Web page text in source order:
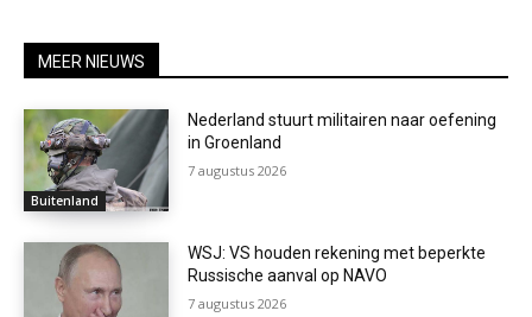
MEER NIEUWS
Buitenland
Nederland stuurt militairen naar oefening
in Groenland
7 augustus 2026
WSJ: VS houden rekening met beperkte
Russische aanval op NAVO
7 augustus 2026